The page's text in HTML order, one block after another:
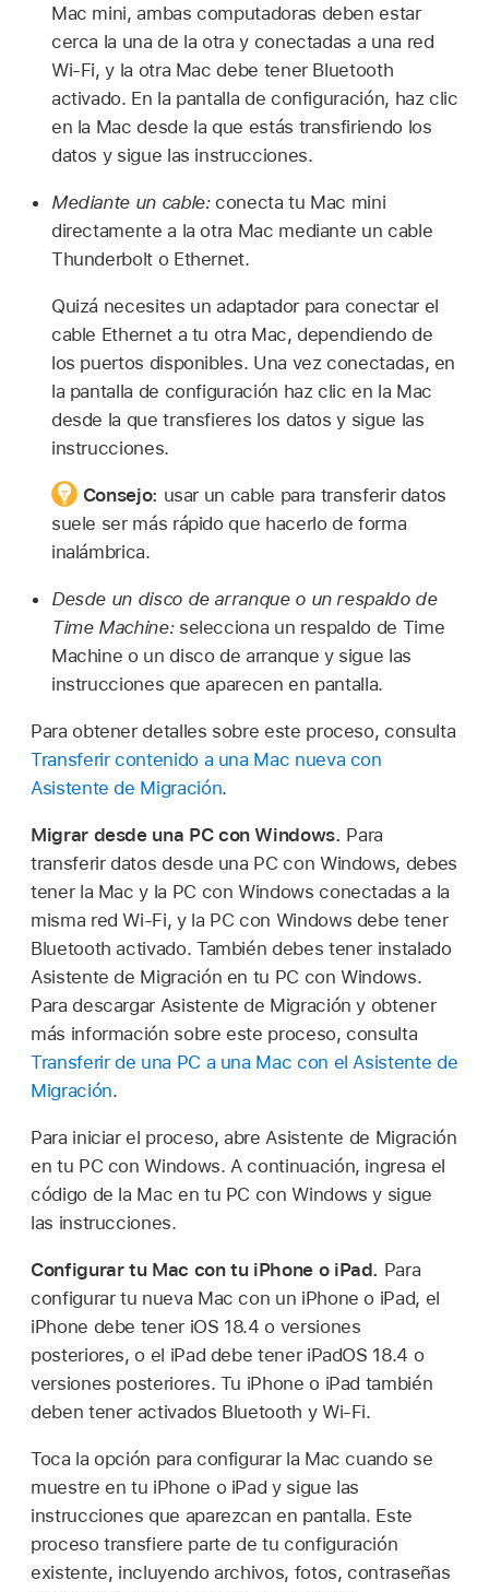
Mac mini, ambas computadoras deben estar
cerca la una de la otra y conectadas a una red
Wi-Fi, y la otra Mac debe tener Bluetooth
activado. En la pantalla de configuración, haz clic
en la Mac desde la que estás transfiriendo los
datos y sigue las instrucciones.
Mediante un cable:conecta tu Mac mini
directamente a la otra Mac mediante un cable
Thunderbolt o Ethernet.
Quizá necesites un adaptador para conectar el
cable Ethernet a tu otra Mac, dependiendo de
los puertos disponibles. Una vez conectadas, en
la pantalla de configuración haz clic en la Mac
desde la que transfieres los datos y sigue las
instrucciones.
Consejo: usar un cable para transferir datos
suele ser más rápido que hacerlo de forma
inalámbrica.
Desde un disco de arranque o un respaldo de
Time Machine:selecciona un respaldo de Time
Machine o un disco de arranque y sigue las
instrucciones que aparecen en pantalla.
Para obtener detalles sobre este proceso, consulta
Transferir contenido a una Mac nueva con
Asistente de Migración.
Migrar desde una PC con Windows. Para
transferir datos desde una PC con Windows, debes
tener la Mac y la PC con Windows conectadas a la
misma red Wi-Fi, y la PC con Windows debe tener
Bluetooth activado. También debes tener instalado
Asistente de Migración en tu PC con Windows.
Para descargar Asistente de Migración y obtener
más información sobre este proceso, consulta
Transferir de una PC a una Mac con el Asistente de
Migración.
Para iniciar el proceso, abre Asistente de Migración
en tu PC con Windows. A continuación, ingresa el
código de la Mac en tu PC con Windows y sigue
las instrucciones.
Configurar tu Mac con tu iPhone o iPad. Para
configurar tu nueva Mac con un iPhone o iPad, el
iPhone debe tener iOS 18.4 o versiones
posteriores, o el iPad debe tener iPadOS 18.4 o
versiones posteriores. Tu iPhone o iPad también
deben tener activados Bluetooth y Wi-Fi.
Toca la opción para configurar la Mac cuando se
muestre en tu iPhone o iPad y sigue las
instrucciones que aparezcan en pantalla. Este
proceso transfiere parte de tu configuración
existente, incluyendo archivos, fotos, contraseñas